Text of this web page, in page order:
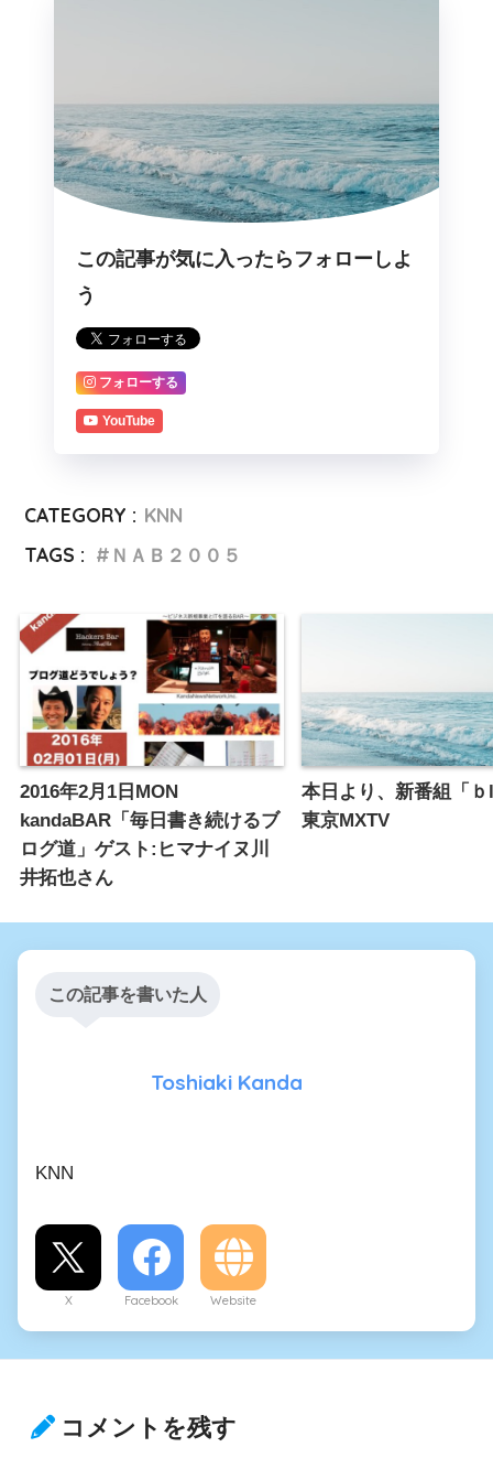
この記事が気に入ったらフォローしよ
う
フォローする
YouTube
CATEGORY : KNN
TAGS :
ＮＡＢ２００５
2016年2月1日MON
kandaBAR「毎日書き続けるブ
ログ道」ゲスト:ヒマナイヌ川
井拓也さん
本日より、新番組「
東京MXTV
この記事を書いた人
Toshiaki Kanda
KNN
X Facebook Website
コメントを残す